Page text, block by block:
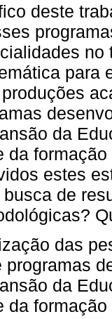
deste
para
da
da
estes
de
das
programas
da
da